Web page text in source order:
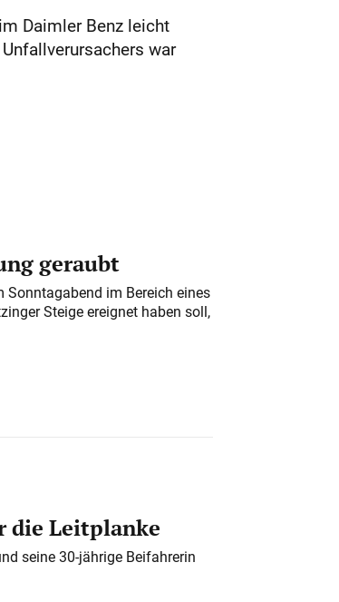
Daimler Benz leicht
war
geraubt
im Bereich eines
Steige ereignet haben soll,
die Leitplanke
seine 30-jährige Beifahrerin